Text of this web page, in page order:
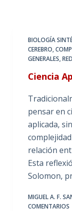
BIOLOGÍA
CEREBRO,
GENERALES,
Ciencia
pensar en
aplicada,
relación
Esta
Solomon,
MIGUEL A. F.
COMENTARIOS